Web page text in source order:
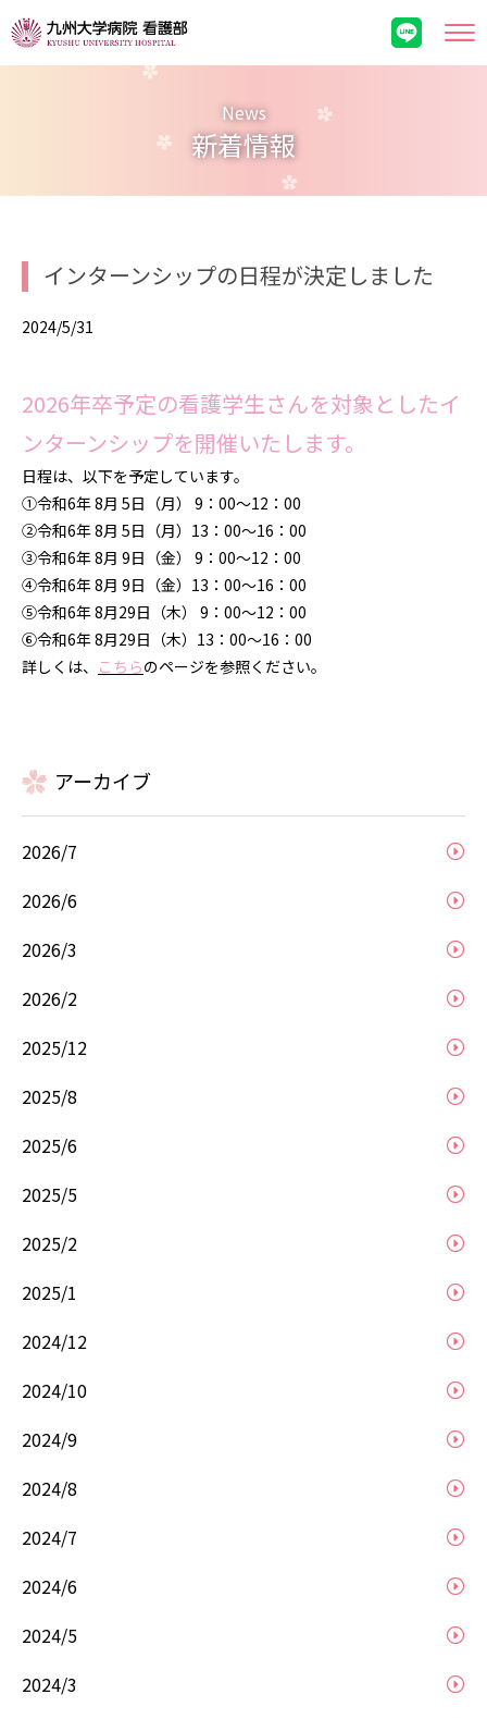
取り組み
教育体制
各部署紹介
専門・認定看護師
プライバシーポリシー
サイトマップ
新着情報
News
インターンシップの日程が決定しました
2024/5/31
2026年卒予定の看護学生さんを対象としたイ
ンターンシップを開催いたします。
日程は、以下を予定しています。
①令和6年 8月 5日（月） 9：00～12：00
②令和6年 8月 5日（月）13：00～16：00
③令和6年 8月 9日（金） 9：00～12：00
④令和6年 8月 9日（金）13：00～16：00
⑤令和6年 8月29日（木） 9：00～12：00
⑥令和6年 8月29日（木）13：00～16：00
詳しくは、 こちらのページを参照ください。
アーカイブ
2026/7
2026/6
2026/3
2026/2
2025/12
2025/8
2025/6
2025/5
2025/2
2025/1
2024/12
2024/10
2024/9
2024/8
2024/7
2024/6
2024/5
2024/3